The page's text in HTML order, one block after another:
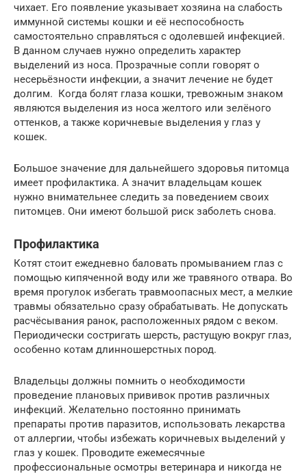
чихает. Его появление указывает хозяина на слабость
иммунной системы кошки и её неспособность
самостоятельно справляться с одолевшей инфекцией.
В данном случаев нужно определить характер
выделений из носа. Прозрачные сопли говорят о
несерьёзности инфекции, а значит лечение не будет
долгим. Когда болят глаза кошки, тревожным знаком
являются выделения из носа желтого или зелёного
оттенков, а также коричневые выделения у глаз у
кошек.
Большое значение для дальнейшего здоровья питомца
имеет профилактика. А значит владельцам кошек
нужно внимательнее следить за поведением своих
питомцев. Они имеют большой риск заболеть снова.
Профилактика
Котят стоит ежедневно баловать промыванием глаз с
помощью кипяченной воду или же травяного отвара. Во
время прогулок избегать травмоопасных мест, а мелкие
травмы обязательно сразу обрабатывать. Не допускать
расчёсывания ранок, расположенных рядом с веком.
Периодически состригать шерсть, растущую вокруг глаз,
особенно котам длинношерстных пород.
Владельцы должны помнить о необходимости
проведение плановых прививок против различных
инфекций. Желательно постоянно принимать
препараты против паразитов, использовать лекарства
от аллергии, чтобы избежать коричневых выделений у
глаз у кошек. Проводите ежемесячные
профессиональные осмотры ветеринара и никогда не